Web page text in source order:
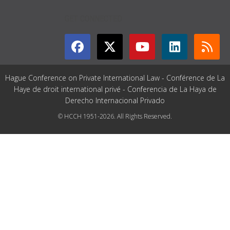
Hague Conference on Private International Law - Conférence de La
Haye de droit international privé - Conferencia de La Haya de
Derecho Internacional Privado
© HCCH 1951-2026. All Rights Reserved.